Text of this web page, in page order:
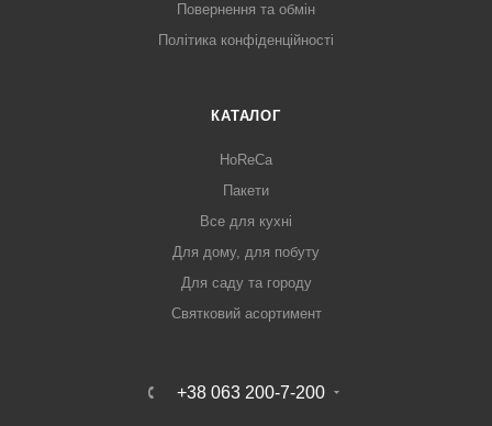
Повернення та обмін
Політика конфіденційності
КАТАЛОГ
HoReCa
Пакети
Все для кухні
Для дому, для побуту
Для саду та городу
Святковий асортимент
+38 063 200-7-200